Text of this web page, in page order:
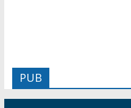
PUB